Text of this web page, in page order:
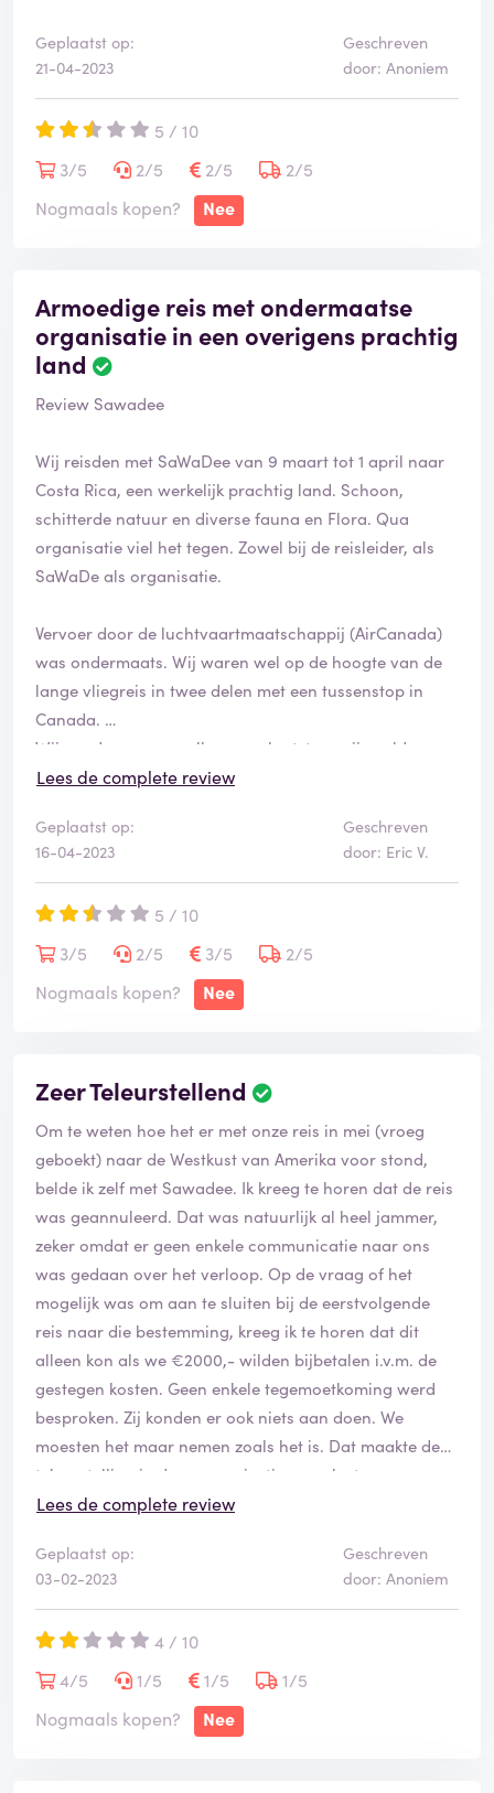
Geplaatst op:
21-04-2023
Geschreven
door: Anoniem
5 / 10
3/5
2/5 2/5
2/5
Nogmaals kopen?
Nee
Armoedige reis met ondermaatse
organisatie in een overigens prachtig
land
Review Sawadee
Wij reisden met SaWaDee van 9 maart tot 1 april naar
Costa Rica, een werkelijk prachtig land. Schoon,
schitterde natuur en diverse fauna en Flora. Qua
organisatie viel het tegen. Zowel bij de reisleider, als
SaWaDe als organisatie.
Vervoer door de luchtvaartmaatschappij (AirCanada)
was ondermaats. Wij waren wel op de hoogte van de
lange vliegreis in twee delen met een tussenstop in
Canada.
Wij werden ver van elkaar geplaatst en wij voelden ons
niet gehoord over de zitplaats-klachten de week voor
en er was er geen samenzitten mogelijkheid. Verwijzen
naar de Luchtvaart maatschappij die dat op hun beurt
weer deden naar de reisorganisatie, maakte de
voorbereiding hopeloos. De hotels waren shabby, oud
en vies. Meestal gelegen ver van dorp of bijzondere
plek. Als je besloot een keer een programma niet te
volgen dan bleek er helemaal niets in de omgeving te
We hadden de beschikking over een oude kleine bus
met veel te kleine zitplaatsen, geen ruimt ervoor benen
en koffers....deze moesten op het dak. Het excuus was
dat we niet in een grotere bus konden omdat we dan
niet op bepaalde plekken konden komen. Maar van
andere organisaties zijn wel degelijk veel betere
(kleine) bussen waargenomen met laadruimte beneden
en ruimere plekken.
De reisleider was een schat en wist veel van het
landschap, flora en fauna. Praktische informatie werd
echter niet of slecht gedeeld. Hij was altijd in reactieve
ipv proactieve modus. Op een gegeven moment had hij
ruzie met de groep om iets onbenulligs en werd boos.
Daardoor verloor hij zijn natuurlijke gezag.
De hotels kwalificeerden wij op 1 na, als laagste vorm
accomodatie. Shabby, gedateerd, warm water was
koud en soms andersom. Smerig en kapot. Ver weg van
stadje of winkels/bezoekfaciliteiten. Eten was net
Dolllars zijn niet nodig. Je kunt alles betalen met
Lees de complete review
Geplaatst op:
16-04-2023
Geschreven
door: Eric V.
5 / 10
3/5
2/5 3/5
2/5
Nogmaals kopen?
Nee
Zeer Teleurstellend
Om te weten hoe het er met onze reis in mei (vroeg
geboekt) naar de Westkust van Amerika voor stond,
belde ik zelf met Sawadee. Ik kreeg te horen dat de reis
was geannuleerd. Dat was natuurlijk al heel jammer,
zeker omdat er geen enkele communicatie naar ons
was gedaan over het verloop. Op de vraag of het
mogelijk was om aan te sluiten bij de eerstvolgende
reis naar die bestemming, kreeg ik te horen dat dit
alleen kon als we €2000,- wilden bijbetalen i.v.m. de
gestegen kosten. Geen enkele tegemoetkoming werd
besproken. Zij konden er ook niets aan doen. We
moesten het maar nemen zoals het is. Dat maakte de
teleurstelling in deze organisatie compleet.
Lees de complete review
Geplaatst op:
03-02-2023
Geschreven
door: Anoniem
4 / 10
4/5
1/5 1/5
1/5
Nogmaals kopen?
Nee